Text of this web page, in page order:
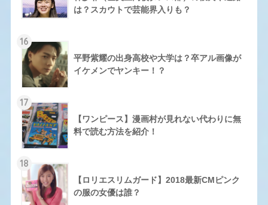
は？スカウトで芸能界入りも？
16
平野紫耀の出身高校や大学は？卒アル画像が
イケメンでヤンキー！？
17
【ワンピース】漫画村が見れない代わりに無
料で読む方法を紹介！
18
【ロリエスリムガード】2018最新CMピンク
の服の女優は誰？